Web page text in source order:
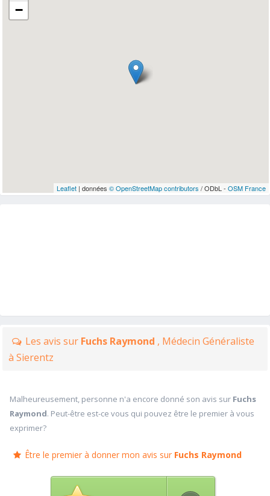
−
Leaflet| données © OpenStreetMap contributors / ODbL - OSM France
Les avis sur Fuchs Raymond , Médecin Généraliste
à Sierentz
Malheureusement, personne n'a encore donné son avis sur Fuchs
Raymond. Peut-être est-ce vous qui pouvez être le premier à vous
exprimer?
Être le premier à donner mon avis sur Fuchs Raymond